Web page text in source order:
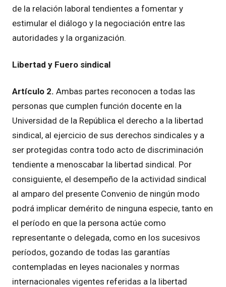
de la relación laboral tendientes a fomentar y
estimular el diálogo y la negociación entre las
autoridades y la organización.
Libertad y Fuero sindical
Artículo 2. Ambas partes reconocen a todas las
personas que cumplen función docente en la
Universidad de la República el derecho a la libertad
sindical, al ejercicio de sus derechos sindicales y a
ser protegidas contra todo acto de discriminación
tendiente a menoscabar la libertad sindical. Por
consiguiente, el desempeño de la actividad sindical
al amparo del presente Convenio de ningún modo
podrá implicar demérito de ninguna especie, tanto en
el período en que la persona actúe como
representante o delegada, como en los sucesivos
períodos, gozando de todas las garantías
contempladas en leyes nacionales y normas
internacionales vigentes referidas a la libertad